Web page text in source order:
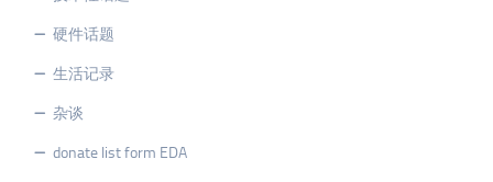
硬件话题
生活记录
杂谈
donate list form EDA